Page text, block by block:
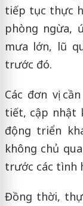
tiếp tục thực
phòng ngừa,
mưa lớn, lũ
trước đó.
Các đơn vị
tiết, cập nhật
động triển
không chủ
trước các tình
Đồng thời,